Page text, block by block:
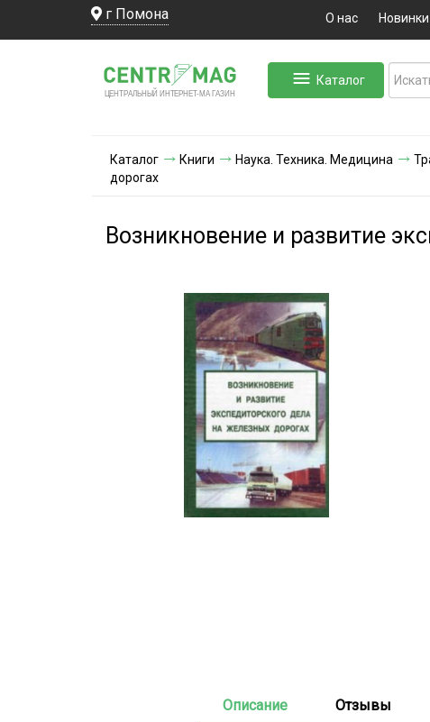
г Помона О нас Новинки
ЦЕНТРАЛЬНЫЙ ИНТЕРНЕТ-МА ГАЗИН
Каталог
Каталог Книги Наука. Техника. Медицина
дорогах
Возникновение и развитие
Описание Отзывы